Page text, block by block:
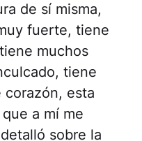
de sí misma,
fuerte, tiene
muchos
tiene
corazón, esta
a mí me
sobre la